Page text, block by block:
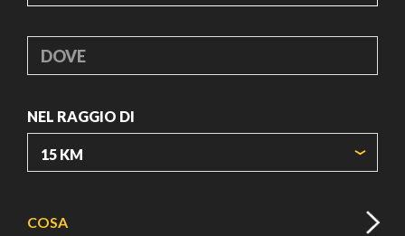
DOVE
NEL RAGGIO DI
COSA